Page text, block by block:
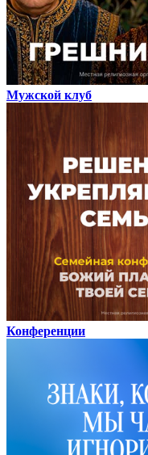
Мужской клуб
Конференции